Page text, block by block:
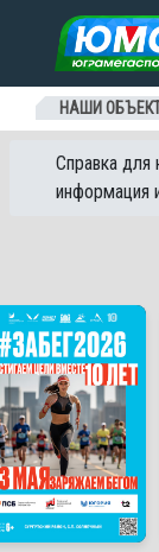
Перейти к
НАШИ
Справка для
информация